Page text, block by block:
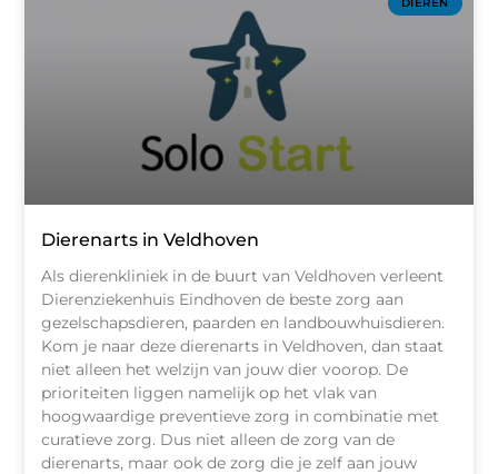
Dierenarts in Veldhoven
Als dierenkliniek in de buurt van Veldhoven verleent
Dierenziekenhuis Eindhoven de beste zorg aan
gezelschapsdieren, paarden en landbouwhuisdieren.
Kom je naar deze dierenarts in Veldhoven, dan staat
niet alleen het welzijn van jouw dier voorop. De
prioriteiten liggen namelijk op het vlak van
hoogwaardige preventieve zorg in combinatie met
curatieve zorg. Dus niet alleen de zorg van de
dierenarts, maar ook de zorg die je zelf aan jouw